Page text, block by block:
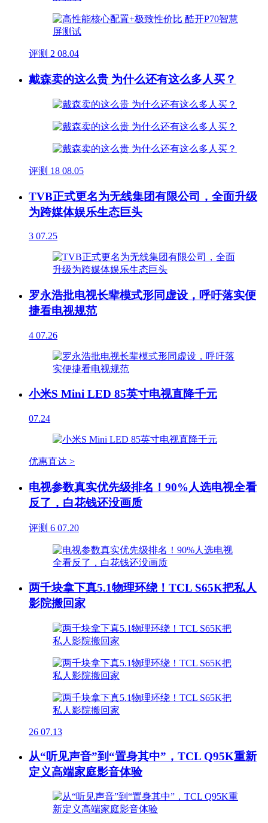
评测 2 08.04
戴森卖的这么贵 为什么还有这么多人买？
评测 18 08.05
TVB正式更名为无线集团有限公司，全面升级
为跨媒体娱乐生态巨头
3 07.25
罗永浩批电视长辈模式形同虚设，呼吁落实便
捷看电视规范
4 07.26
小米S Mini LED 85英寸电视直降千元
07.24
优惠直达 >
电视参数真实优先级排名！90%人选电视全看
反了，白花钱还没画质
评测 6 07.20
两千块拿下真5.1物理环绕！TCL S65K把私人
影院搬回家
26 07.13
从“听见声音”到“置身其中”，TCL Q95K重新
定义高端家庭影音体验